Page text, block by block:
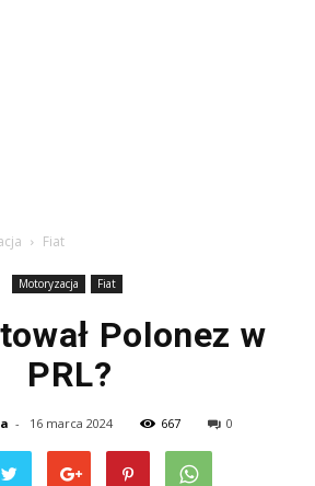
Fiat
Motoryzacja Fiat
Polonez w
PRL?
- 16 marca 2024 667 0